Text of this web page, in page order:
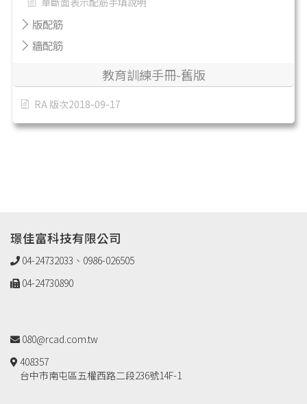
版配筋
牆配筋
教育訓練手冊-舊版
RA 版次2018-09-17
璟佳富科技有限公司
04-24732033、0986-026505
04-24730890
080@rcad.com.tw
408357
台中市南屯區五權西路二段236號14F-1